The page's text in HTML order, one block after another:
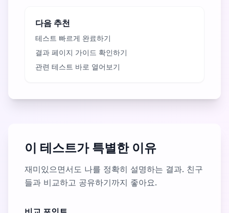
다음 추천
테스트 빠르게 완료하기
결과 페이지 가이드 확인하기
관련 테스트 바로 열어보기
이 테스트가 특별한 이유
재미있으면서도 나를 정확히 설명하는 결과. 친구
들과 비교하고 공유하기까지 좋아요.